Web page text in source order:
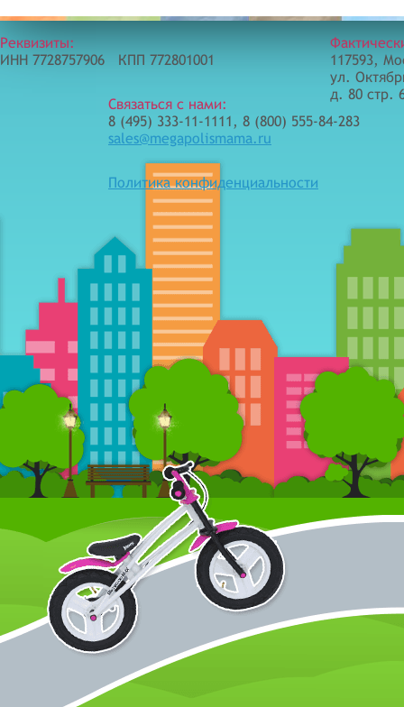
Реквизиты:
ИНН 7728757906 КПП 772801001
Связаться с нами:
8 (495) 333-11-1111, 8 (800) 555-84-283
sales@megapolismama.ru
Политика конфиденциальности
117593,
ул.
д. 80 стр.